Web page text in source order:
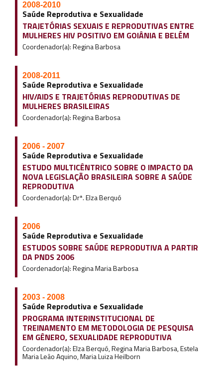
2008-2010
Saúde Reprodutiva e Sexualidade
TRAJETÓRIAS SEXUAIS E REPRODUTIVAS ENTRE
MULHERES HIV POSITIVO EM GOIÂNIA E BELÉM
Coordenador(a): Regina Barbosa
2008-2011
Saúde Reprodutiva e Sexualidade
HIV/AIDS E TRAJETÓRIAS REPRODUTIVAS DE
MULHERES BRASILEIRAS
Coordenador(a): Regina Barbosa
2006 - 2007
Saúde Reprodutiva e Sexualidade
ESTUDO MULTICÊNTRICO SOBRE O IMPACTO DA
NOVA LEGISLAÇÃO BRASILEIRA SOBRE A SAÚDE
REPRODUTIVA
Coordenador(a): Drª. Elza Berquó
2006
Saúde Reprodutiva e Sexualidade
ESTUDOS SOBRE SAÚDE REPRODUTIVA A PARTIR
DA PNDS 2006
Coordenador(a): Regina Maria Barbosa
2003 - 2008
Saúde Reprodutiva e Sexualidade
PROGRAMA INTERINSTITUCIONAL DE
TREINAMENTO EM METODOLOGIA DE PESQUISA
EM GÊNERO, SEXUALIDADE REPRODUTIVA
Coordenador(a): Elza Berquó, Regina Maria Barbosa, Estela
Maria Leão Aquino, Maria Luiza Heilborn